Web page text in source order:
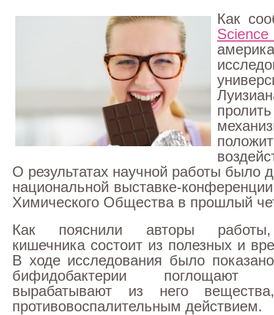
Как
О результатах научной работы было
национальной выставке-
Химического Общества в прошлый
Как пояснили авторы
кишечника состоит из полезных и
В ходе исследования было
бифидобактерии
вырабатывают из него
противовоспалительным действием.